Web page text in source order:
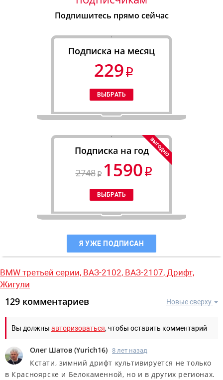
Подпишитесь прямо сейчас
Подписка на месяц
229
Подписка на год
2748
1590
Я УЖЕ ПОДПИСАН
BMW третьей серии, ВАЗ-2102, ВАЗ-2107, Дрифт,
Жигули
Новые сверху
129 комментариев
Вы должны авторизоваться, чтобы оставить комментарий
Олег Шатов (Yurich16) 8 лет назад
Кстати, зимний дрифт культивируется не только
в Красноярске и Белокаменной, но и в других регионах.